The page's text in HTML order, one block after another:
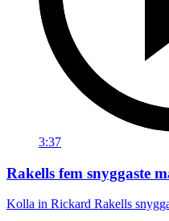
3:37
Rakells fem snyggaste
Kolla in Rickard Rakells